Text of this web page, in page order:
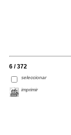
6 / 372
seleccionar
imprimir